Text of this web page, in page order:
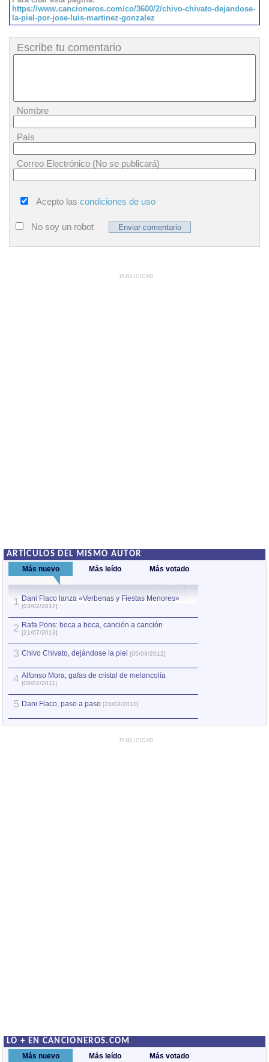
https://www.cancioneros.com/co/3600/2/chivo-chivato-dejandose-
la-piel-por-jose-luis-martinez-gonzalez
Escribe tu comentario
Nombre
País
Correo Electrónico (No se publicará)
Acepto las condiciones de uso
No soy un robot
PUBLICIDAD
ARTÍCULOS DEL MISMO AUTOR
Más nuevo Más leído Más votado
1 Dani Flaco lanza «Verbenas y Fiestas Menores»
[03/02/2017]
2 Rafa Pons: boca a boca, canción a canción
[21/07/2013]
3 Chivo Chivato, dejándose la piel [05/03/2012]
4 Alfonso Mora, gafas de cristal de melancolía
[08/02/2011]
5 Dani Flaco, paso a paso [24/03/2010]
PUBLICIDAD
LO + EN CANCIONEROS.COM
Más nuevo Más leído Más votado